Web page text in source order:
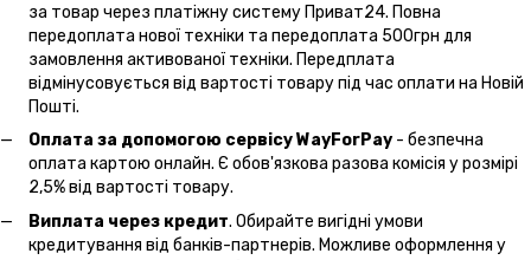
за товар через платіжну систему Приват24. Повна
передоплата нової техніки та передоплата 500грн для
замовлення активованої техніки. Передплата
відмінусовується від вартості товару під час оплати на Новій
Пошті.
Оплата за допомогою сервісу WayForPay - безпечна
оплата картою онлайн. Є обов'язкова разова комісія у розмірі
2,5% від вартості товару.
Виплата через кредит. Обирайте вигідні умови
кредитування від банків-партнерів. Можливе оформлення у